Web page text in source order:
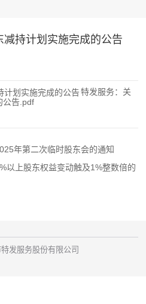
持计划实施完成的公告
特发服务：关
公告.pdf
年第二次临时股东会的通知
以上股东权益变动触及1%整数倍的
发服务股份有限公司